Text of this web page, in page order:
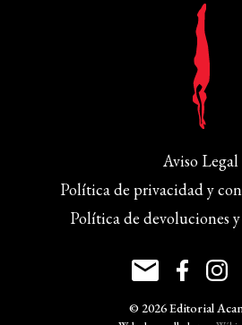
Aviso Legal
Política de privacidad y
Política de devoluciones
© 2026 Editorial